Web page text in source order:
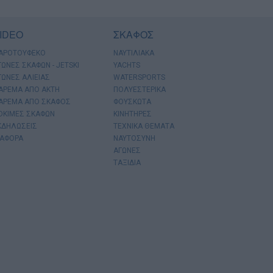
ΣΚΑΦΩΝ - JETSKI
ΑΛΙΕΙΑΣ
ΑΠΟ ΑΚΤΗ
ΑΠΟ ΣΚΑΦΟΣ
ΣΚΑΦΩΝ
ΣΚΑΦΟΣ
ΝΑΥΤΙΛΙΑΚΑ
YACHTS
WATERSPORTS
ΠΟΛΥΕΣΤΕΡΙΚΑ
ΦΟΥΣΚΩΤΑ
ΚΙΝΗΤΗΡΕΣ
ΤΕΧΝΙΚΑ ΘΕΜΑΤΑ
ΝΑΥΤΟΣΥΝΗ
ΑΓΩΝΕΣ
ΤΑΞΙΔΙΑ